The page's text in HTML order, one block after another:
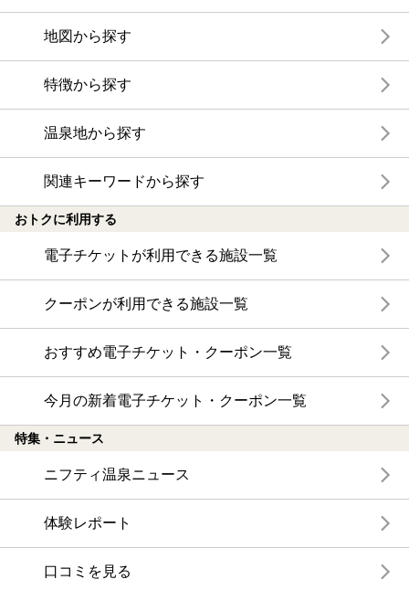
地図から探す
特徴から探す
温泉地から探す
関連キーワードから探す
おトクに利用する
電子チケットが利用できる施設一覧
クーポンが利用できる施設一覧
おすすめ電子チケット・クーポン一覧
今月の新着電子チケット・クーポン一覧
特集・ニュース
ニフティ温泉ニュース
体験レポート
口コミを見る